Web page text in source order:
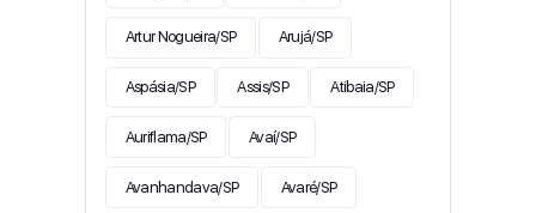
Artur Nogueira/SP Arujá/SP
Aspásia/SP Assis/SP Atibaia/SP
Auriflama/SP Avaí/SP
Avanhandava/SP Avaré/SP